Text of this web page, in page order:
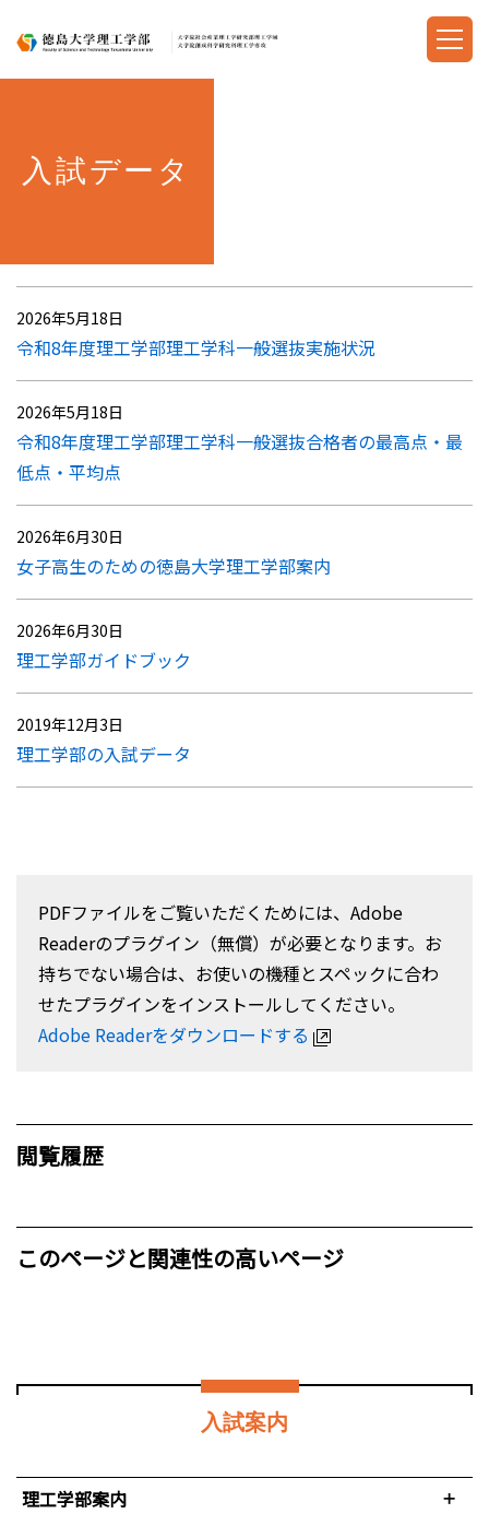
入試データ
2026年5月18日
令和8年度理工学部理工学科一般選抜実施状況
2026年5月18日
令和8年度理工学部理工学科一般選抜合格者の最高点・最
低点・平均点
2026年6月30日
女子高生のための徳島大学理工学部案内
2026年6月30日
理工学部ガイドブック
2019年12月3日
理工学部の入試データ
PDFファイルをご覧いただくためには、Adobe
Readerのプラグイン（無償）が必要となります。お
持ちでない場合は、お使いの機種とスペックに合わ
せたプラグインをインストールしてください。
Adobe Readerをダウンロードする
閲覧履歴
このページと関連性の高いページ
入試案内
理工学部案内